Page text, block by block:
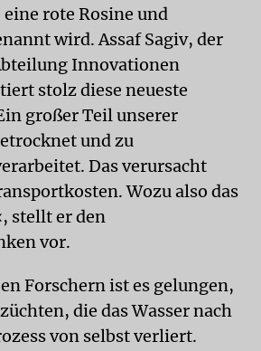
rote Rosine und
wird. Assaf Sagiv, der
Innovationen
stolz diese neueste
großer Teil unserer
und zu
Das verursacht
Wozu also das
stellt er den
vor.
Forschern ist es gelungen,
die das Wasser nach
von selbst verliert.